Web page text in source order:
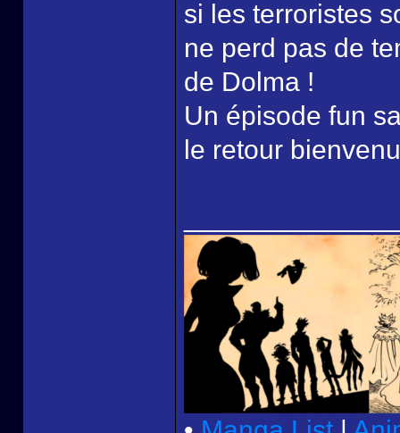
si les terroristes
ne perd pas de
de Dolma !
Un épisode fun
le retour